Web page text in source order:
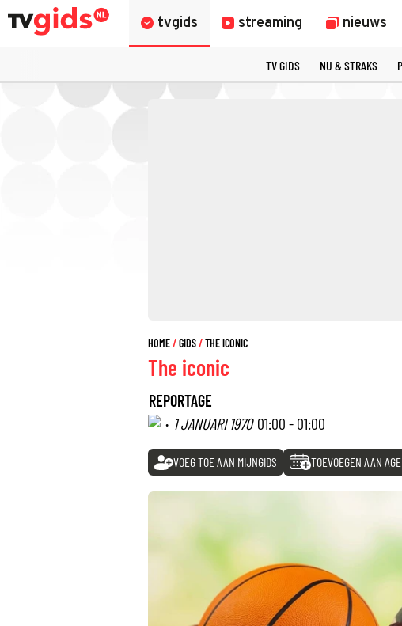
tvgids streaming nieuws
TV GIDS NU & STRAKS
HOME GIDS THE ICONIC
The iconic
REPORTAGE
· 1 JANUARI 1970 01:00 - 01:00
VOEG TOE AAN MIJNGIDS TOEVOEGEN AAN